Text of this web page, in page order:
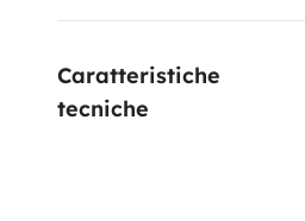
Renault Master II 140CV
Caratteristiche
tecniche